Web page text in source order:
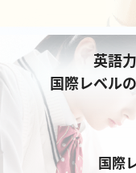
英語
国際レベル
国際